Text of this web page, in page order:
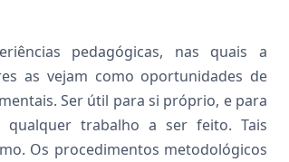
pedagógicas, nas quais a
as vejam como oportunidades de
Ser útil para si próprio, e para
trabalho a ser feito. Tais
Os procedimentos metodológicos